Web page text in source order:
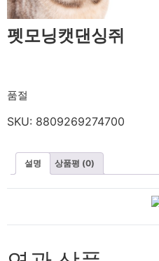
펫모닝캣댄싱쥐
품절
SKU: 8809269274700
설명 상품평 (0)